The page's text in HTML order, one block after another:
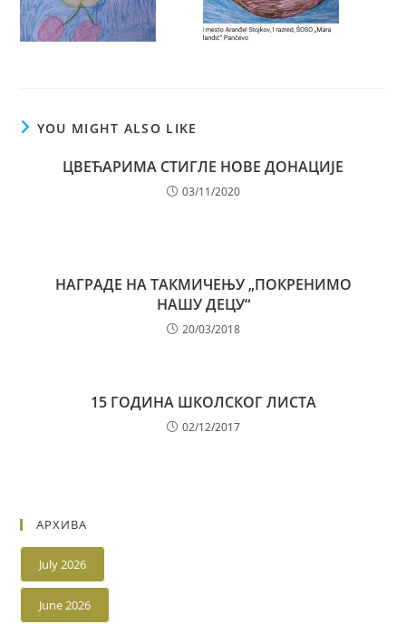
YOU MIGHT ALSO LIKE
ЦВЕЋАРИМА СТИГЛЕ НОВЕ ДОНАЦИЈЕ
03/11/2020
НАГРАДЕ НА ТАКМИЧЕЊУ „ПОКРЕНИМО
НАШУ ДЕЦУ“
20/03/2018
15ГОДИНА ШКОЛСКОГ ЛИСТА
02/12/2017
АРХИВА
July 2026
June 2026